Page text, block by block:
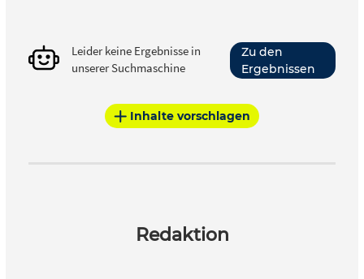
Leider keine Ergebnisse in
unserer Suchmaschine
Zu den
Ergebnissen
Inhalte vorschlagen
Redaktion